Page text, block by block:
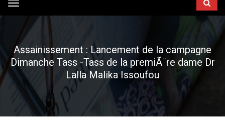
Toggle
navigation
Assainissement : Lancement de la campagne
Dimanche Tass -Tass de la premiÃ¨re dame Dr
Lalla Malika Issoufou